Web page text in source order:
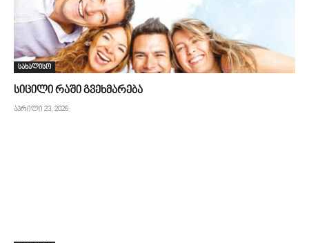
სახალისო
სიცილი რაში გვეხმარება
აპრილი 23, 2026